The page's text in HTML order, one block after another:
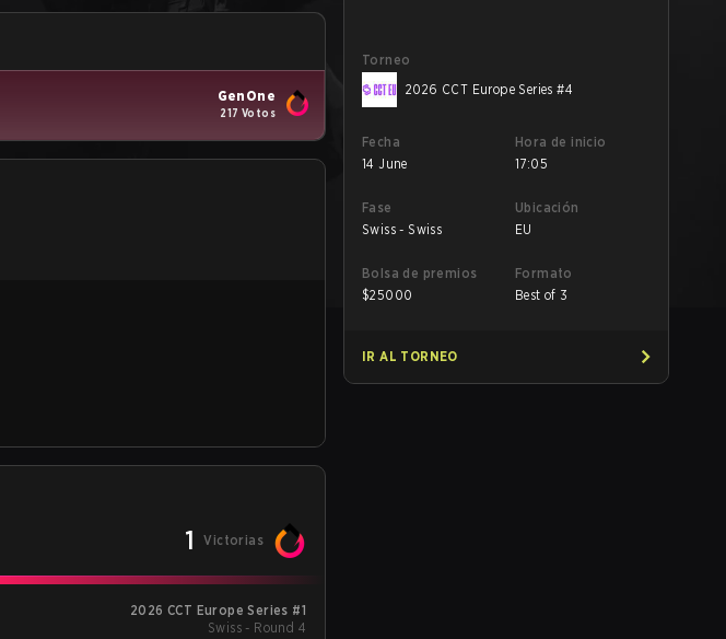
GenOne
217 Votos
1 Victorias
2026 CCT Europe Series #1
Swiss - Round 4
Torneo
2026 CCT Europe Series #4
Fecha
14 June
Hora de inicio
17:05
Fase
Swiss - Swiss
Ubicación
EU
Bolsa de premios
$25000
Formato
Best of 3
IR AL TORNEO